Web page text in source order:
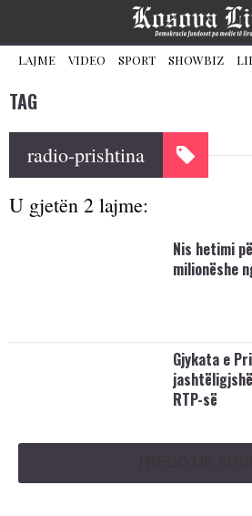
LAJME VIDEO SPORT SHOWBIZ
TAG
radio-prishtina
U gjetën 2 lajme:
Nis hetimi
milionëshe
Gjykata e
RTP-së